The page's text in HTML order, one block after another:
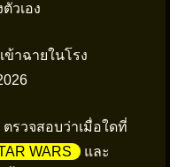
วเอง
ข้าฉายในโรง
รวจสอบว่าเมื่อใดที่
WARS
และ